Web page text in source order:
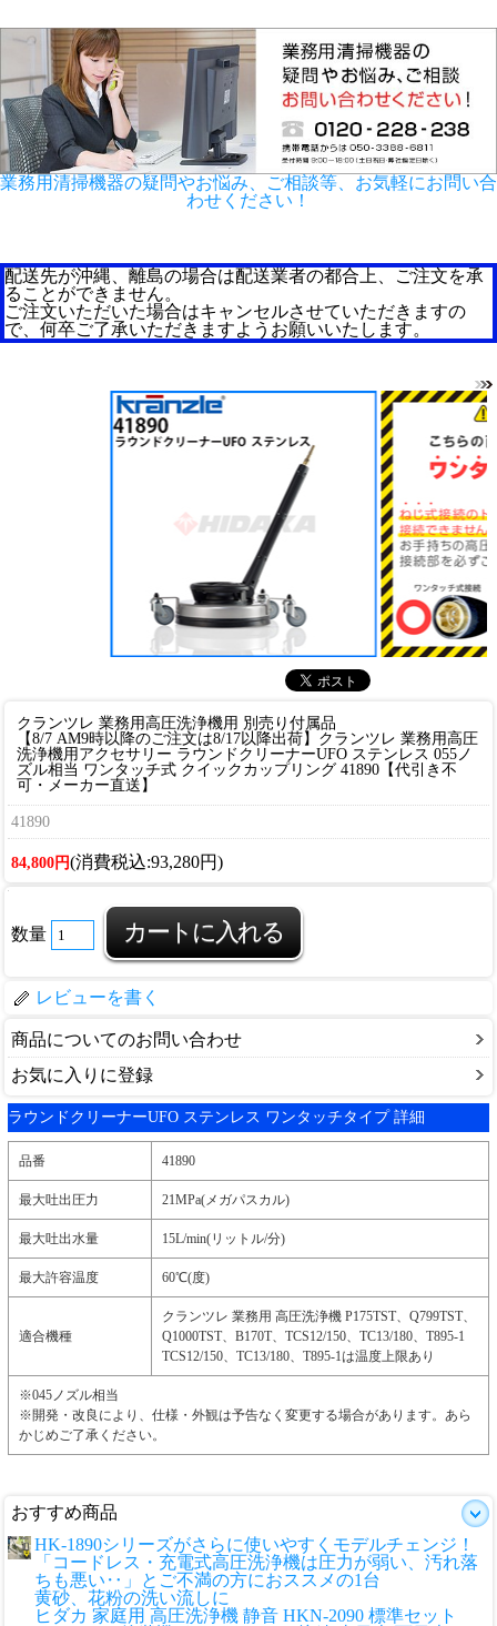
業務用清掃機器の疑問やお悩み、ご相談等、お気軽にお問い合
わせください！
配送先が沖縄、離島の場合は配送業者の都合上、ご注文を承
ることができません。
ご注文いただいた場合はキャンセルさせていただきますの
で、何卒ご了承いただきますようお願いいたします。
クランツレ 業務用高圧洗浄機用 別売り付属品
【8/7 AM9時以降のご注文は8/17以降出荷】クランツレ 業務用高圧
洗浄機用アクセサリー ラウンドクリーナーUFO ステンレス 055ノ
ズル相当 ワンタッチ式 クイックカップリング 41890【代引き不
可・メーカー直送】
41890
84,800円(消費税込:93,280円)
数量
レビューを書く
商品についてのお問い合わせ
お気に入りに登録
ラウンドクリーナーUFO ステンレス ワンタッチタイプ 詳細
品番 41890
最大吐出圧力 21MPa(メガパスカル)
最大吐出水量 15L/min(リットル/分)
最大許容温度 60℃(度)
適合機種
クランツレ 業務用 高圧洗浄機 P175TST、Q799TST、
Q1000TST、B170T、TCS12/150、TC13/180、T895-1
TCS12/150、TC13/180、T895-1は温度上限あり
※045ノズル相当
※開発・改良により、仕様・外観は予告なく変更する場合があります。あら
かじめご了承ください。
おすすめ商品
HK-1890シリーズがさらに使いやすくモデルチェンジ！
「コードレス・充電式高圧洗浄機は圧力が弱い、汚れ落
ちも悪い‥」とご不満の方におススメの1台
黄砂、花粉の洗い流しに
ヒダカ 家庭用 高圧洗浄機 静音 HKN-2090 標準セット